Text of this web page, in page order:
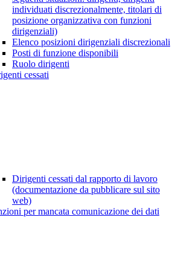
individuati discrezionalmente, titolari di
posizione organizzativa con funzioni
dirigenziali)
Elenco posizioni dirigenziali discrezionali
Posti di funzione disponibili
Ruolo dirigenti
cessati
Dirigenti cessati dal rapporto di lavoro
(documentazione da pubblicare sul sito
web)
per mancata comunicazione dei dati